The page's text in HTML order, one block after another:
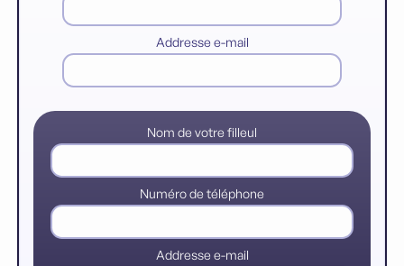
Addresse e-mail
Nom de votre filleul
Numéro de téléphone
Addresse e-mail